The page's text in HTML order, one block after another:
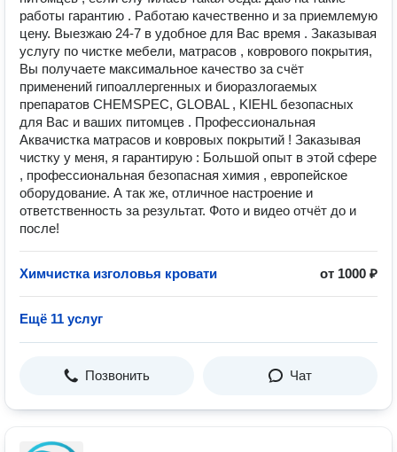
работы гарантию . Работаю качественно и за приемлемую
цену. Выезжаю 24-7 в удобное для Вас время . Заказывая
услугу по чистке мебели, матрасов , коврового покрытия,
Вы получаете максимальное качество за счёт
применений гипоаллергенных и биоразлогаемых
препаратов CHEMSPEC, GLOBAL , KIEHL безопасных
для Вас и ваших питомцев . Профессиональная
Аквачистка матрасов и ковровых покрытий ! Заказывая
чистку у меня, я гарантирую : Большой опыт в этой сфере
, профессиональная безопасная химия , европейское
оборудование. А так же, отличное настроение и
ответственность за результат. Фото и видео отчёт до и
после!
Химчистка изголовья кровати от 1000 ₽
Ещё 11 услуг
Позвонить Чат